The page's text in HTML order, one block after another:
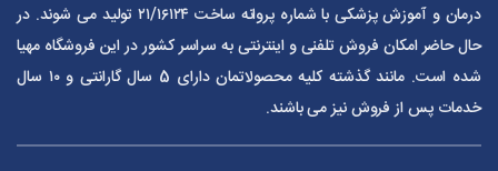
درمان و آموزش پزشکی با شماره پروانه ساخت ۲۱/۱۶۱۲۴ تولید می شوند. در
حال حاضر امکان فروش تلفنی و اینترنتی به سراسر کشور در این فروشگاه مهیا
شده است. مانند گذشته کلیه محصولاتمان دارای 5 سال گارانتی و ۱۰ سال
خدمات پس از فروش نیز می باشند.